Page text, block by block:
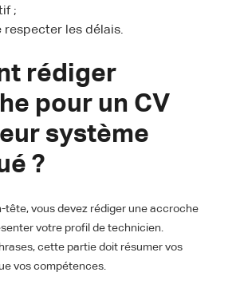
;
respecter les délais.
rédiger
pour un CV
système
?
tête, vous devez rédiger une accroche
votre profil de technicien.
cette partie doit résumer vos
vos compétences.